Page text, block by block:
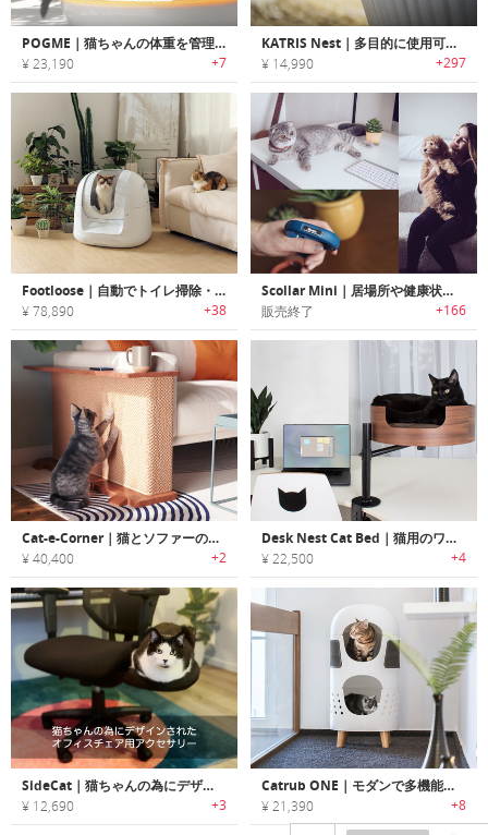
POGME｜猫ちゃんの体重を管理するスマート体重計「ポグミー」
¥ 23,190 +7
KATRIS Nest｜多目的に使用可能な猫ちゃん用ベッド・スクラッチャー「キャトリス」
¥ 14,990 +297
Footloose｜自動でトイレ掃除・健康状態をトラッキングできるスマート猫用トイレロボット「フットルース」
¥ 78,890 +38
Scollar Mini｜居場所や健康状態をモニタリング可能なペット用スマートカラー「スカラーミニ」
販売終了 +166
Cat-e-Corner｜猫とソファーの争いに幕を下す、猫用爪とぎ
¥ 40,400 +2
Desk Nest Cat Bed｜猫用のワークスペースベッド
¥ 22,500 +4
SideCat｜猫ちゃんの為にデザインされたオフィスチェア用アクセサリー「サイドキャット」
¥ 12,690 +3
Catrub ONE｜モダンで多機能な猫用ファニチャー「キャットラブワン」
¥ 21,390 +8